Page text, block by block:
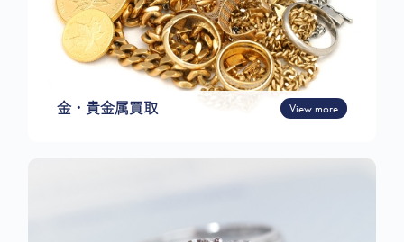
金・貴金属買取 View more